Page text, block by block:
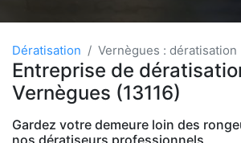
Dératisation Vernègues : dératisation
Entreprise de
Vernègues (13116)
Gardez votre demeure loin des
nos dératiseurs professionnels